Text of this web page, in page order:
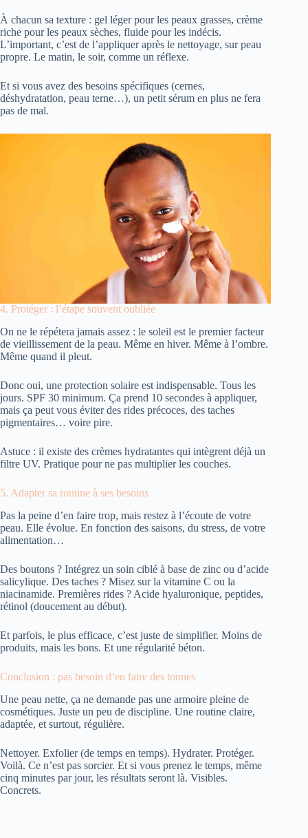
À chacun sa texture : gel léger pour les peaux grasses, crème
riche pour les peaux sèches, fluide pour les indécis.
L’important, c’est de l’appliquer après le nettoyage, sur peau
propre. Le matin, le soir, comme un réflexe.
Et si vous avez des besoins spécifiques (cernes,
déshydratation, peau terne…), un petit sérum en plus ne fera
pas de mal.
4. Protéger : l’étape souvent oubliée
On ne le répétera jamais assez : le soleil est le premier facteur
de vieillissement de la peau. Même en hiver. Même à l’ombre.
Même quand il pleut.
Donc oui, une protection solaire est indispensable. Tous les
jours. SPF 30 minimum. Ça prend 10 secondes à appliquer,
mais ça peut vous éviter des rides précoces, des taches
pigmentaires… voire pire.
Astuce : il existe des crèmes hydratantes qui intègrent déjà un
filtre UV. Pratique pour ne pas multiplier les couches.
5. Adapter sa routine à ses besoins
Pas la peine d’en faire trop, mais restez à l’écoute de votre
peau. Elle évolue. En fonction des saisons, du stress, de votre
alimentation…
Des boutons ? Intégrez un soin ciblé à base de zinc ou d’acide
salicylique. Des taches ? Misez sur la vitamine C ou la
niacinamide. Premières rides ? Acide hyaluronique, peptides,
rétinol (doucement au début).
Et parfois, le plus efficace, c’est juste de simplifier. Moins de
produits, mais les bons. Et une régularité béton.
Conclusion : pas besoin d’en faire des tonnes
Une peau nette, ça ne demande pas une armoire pleine de
cosmétiques. Juste un peu de discipline. Une routine claire,
adaptée, et surtout, régulière.
Nettoyer. Exfolier (de temps en temps). Hydrater. Protéger.
Voilà. Ce n’est pas sorcier. Et si vous prenez le temps, même
cinq minutes par jour, les résultats seront là. Visibles.
Concrets.